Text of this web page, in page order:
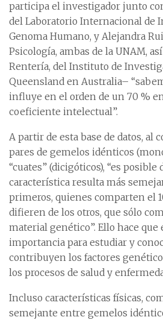
participa el investigador junto
del Laboratorio Internacional de
Genoma Humano, y Alejandra
Psicología, ambas de la UNAM,
Rentería, del Instituto de
Queensland en Australia–
influye en el orden de un 70 %
coeficiente intelectual”.
A partir de esta base de datos, al
pares de gemelos idénticos
“cuates” (dicigóticos), “es
característica resulta más
primeros, quienes comparten el
difieren de los otros, que sólo
material genético”. Ello hace que
importancia para estudiar y
contribuyen los factores
los procesos de salud y
Incluso características físicas,
semejante entre gemelos